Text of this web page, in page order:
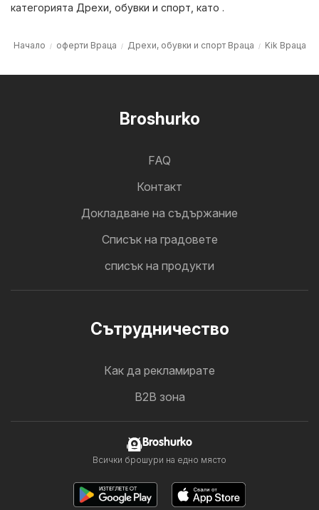
категорията Дрехи, обувки и спорт , като .
Начало оферти Враца Дрехи, обувки и спорт Враца Kik Враца
Broshurko
FAQ
Контакт
Докладване на съдържание
Cписък на градовете
списък на продукти
Cътрудничество
Как да рекламирате
B2B зона
Broshurko
Всички брошури на едно място